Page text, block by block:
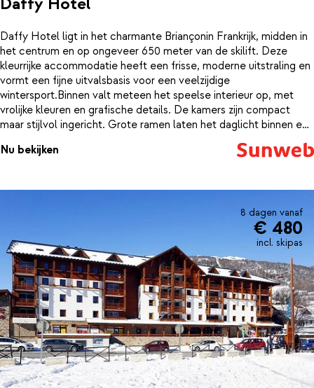
Daffy Hotel
Daffy Hotel ligt in het charmante Briançonin Frankrijk, midden in
het centrum en op ongeveer 650 meter van de skilift. Deze
kleurrijke accommodatie heeft een frisse, moderne uitstraling en
vormt een fijne uitvalsbasis voor een veelzijdige
wintersport.Binnen valt meteen het speelse interieur op, met
vrolijke kleuren en grafische details. De kamers zijn compact
maar stijlvol ingericht. Grote ramen laten het daglicht binnen en
Briançon.Begin je dag in de gezellige ontbijtruimte en schuif ’s
het centrum maakt het makkelijk om winkels, restaurants en
historische plekken te ontdekken. De skilift ligt op zo’n 650
meter afstand, waardoor je snel op weg bent naar de pistes van
Serre Chevalier. Zo begint elke skidag ontspannen en eindigt hij
net zo prettig.
Nu bekijken
8 dagen vanaf
€ 480
incl. skipas